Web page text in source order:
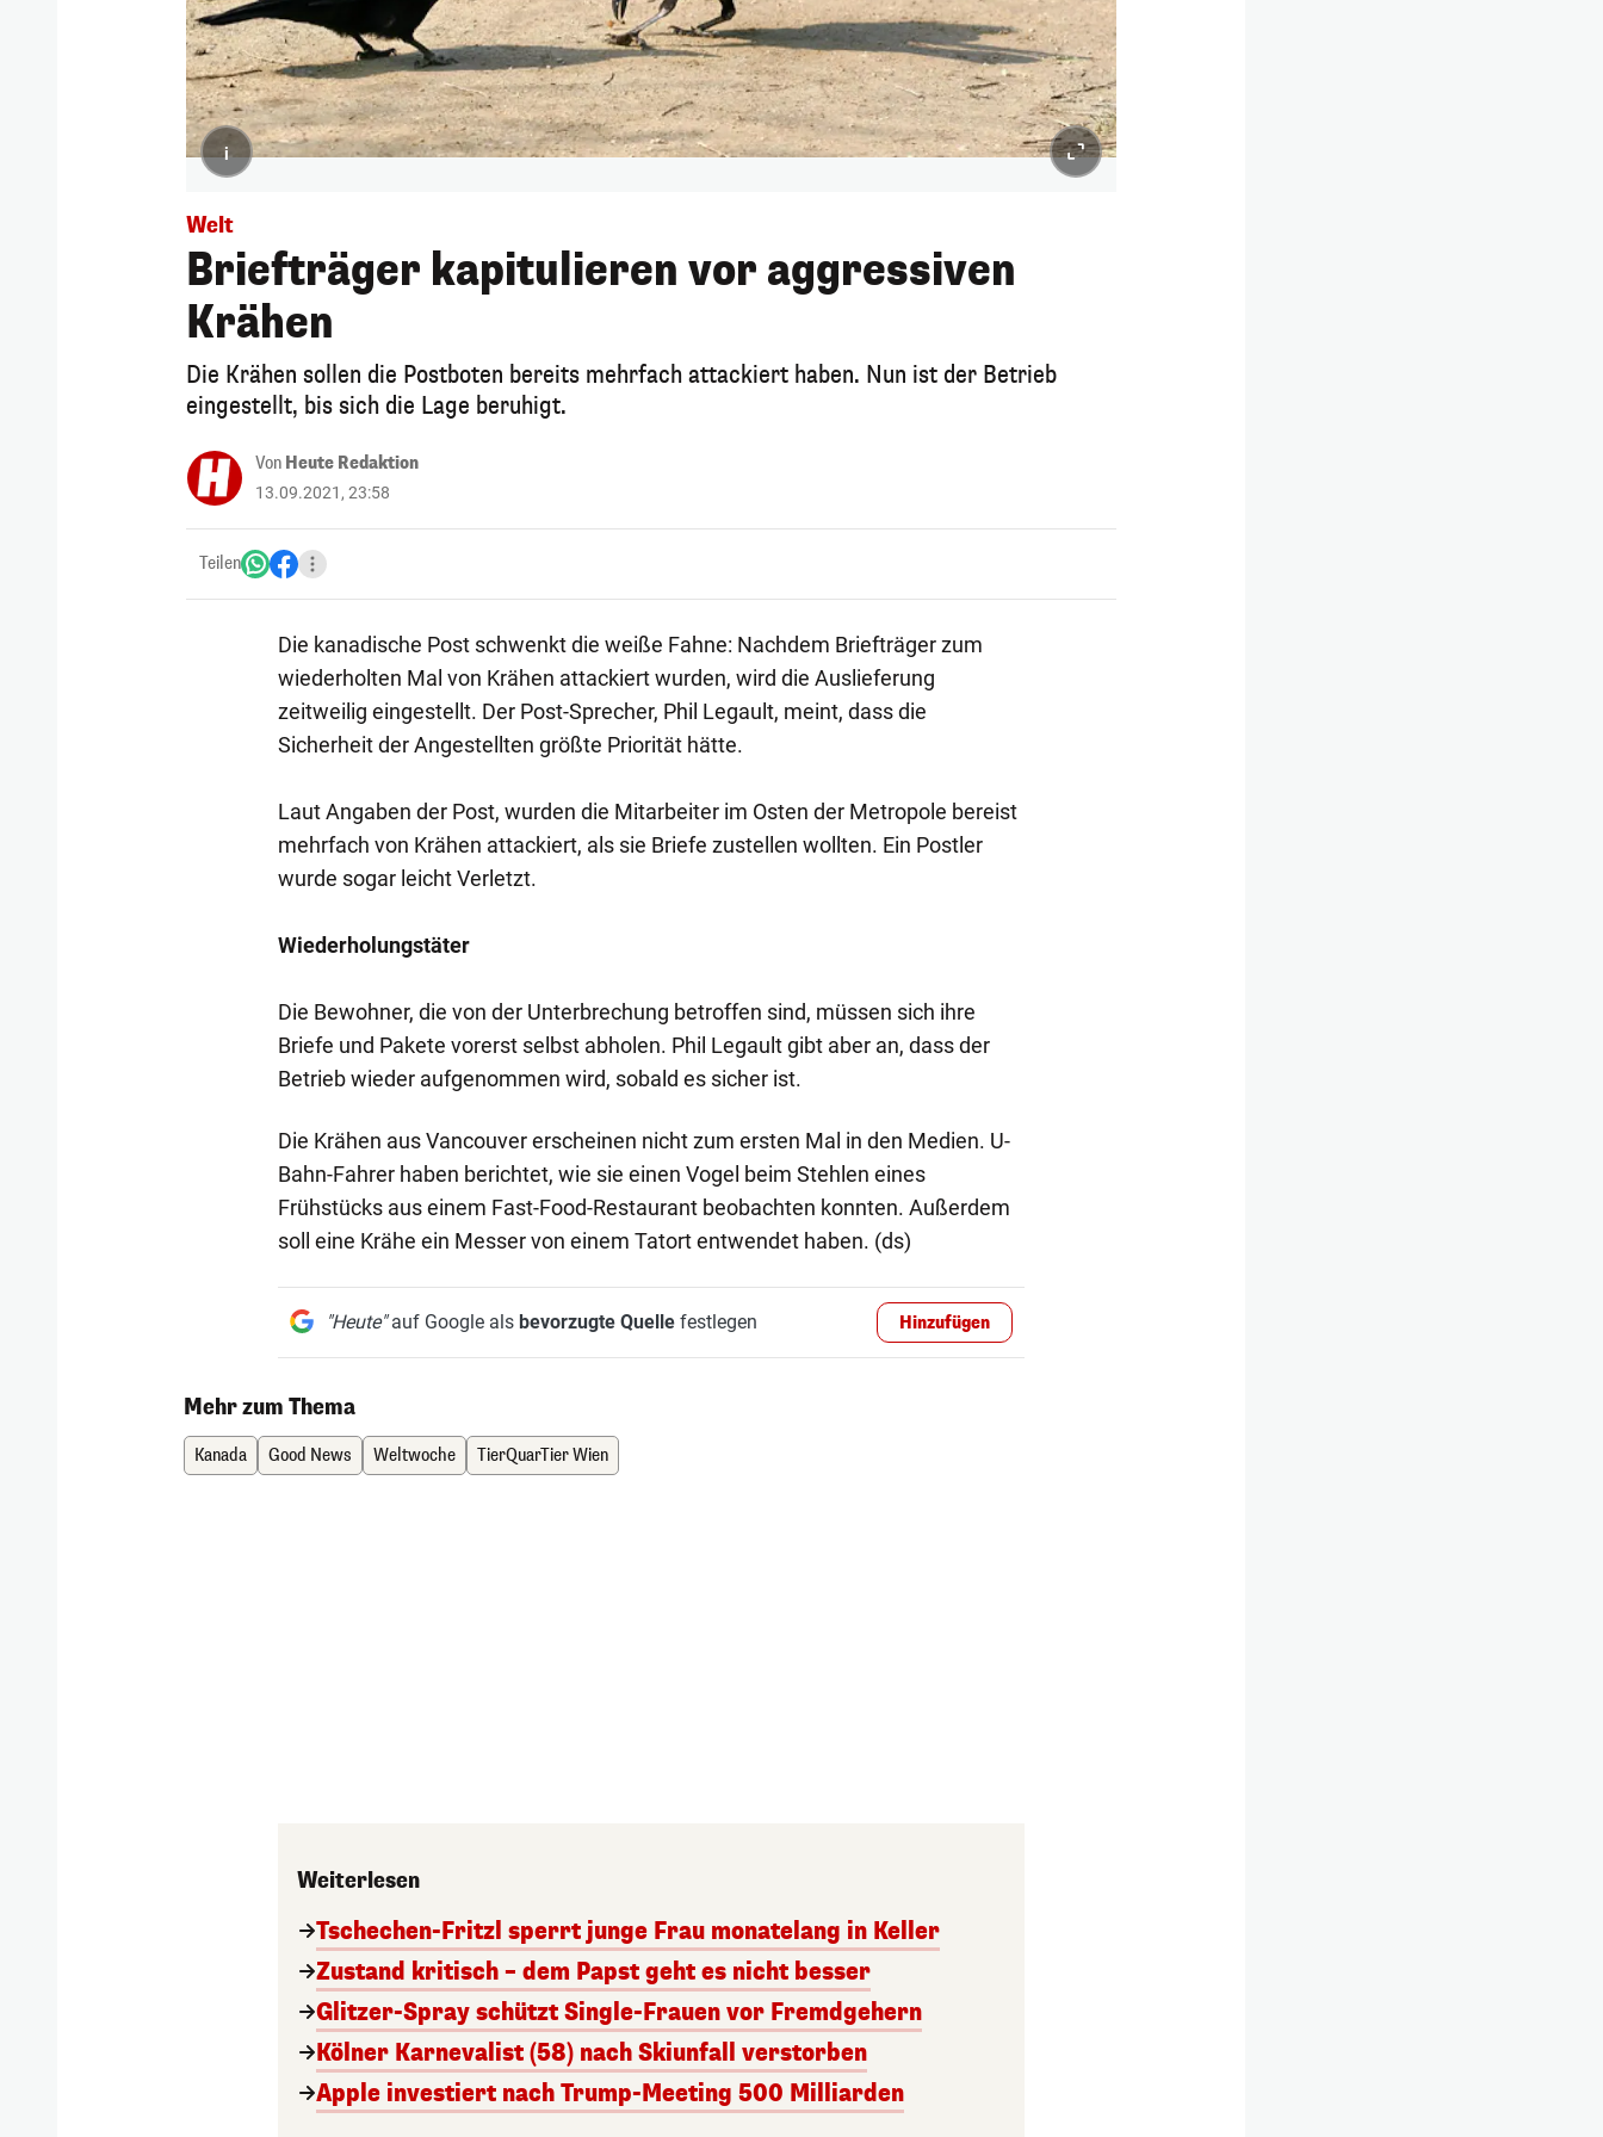
i
Welt
Briefträger kapitulieren vor aggressiven
Krähen
Die Krähen sollen die Postboten bereits mehrfach attackiert haben. Nun ist der Betrieb
eingestellt, bis sich die Lage beruhigt.
Von Heute Redaktion
13.09.2021, 23:58
Teilen
Die kanadische Post schwenkt die weiße Fahne: Nachdem Briefträger zum
wiederholten Mal von Krähen attackiert wurden, wird die Auslieferung
zeitweilig eingestellt. Der Post-Sprecher, Phil Legault, meint, dass die
Sicherheit der Angestellten größte Priorität hätte.
Laut Angaben der Post, wurden die Mitarbeiter im Osten der Metropole bereist
mehrfach von Krähen attackiert, als sie Briefe zustellen wollten. Ein Postler
wurde sogar leicht Verletzt.
Wiederholungstäter
Die Bewohner, die von der Unterbrechung betroffen sind, müssen sich ihre
Briefe und Pakete vorerst selbst abholen. Phil Legault gibt aber an, dass der
Betrieb wieder aufgenommen wird, sobald es sicher ist.
Die Krähen aus Vancouver erscheinen nicht zum ersten Mal in den Medien. U-
Bahn-Fahrer haben berichtet, wie sie einen Vogel beim Stehlen eines
Frühstücks aus einem Fast-Food-Restaurant beobachten konnten. Außerdem
soll eine Krähe ein Messer von einem Tatort entwendet haben. (ds)
"Heute"auf Google als bevorzugte Quellefestlegen Hinzufügen
Mehr zum Thema
Kanada Good News Weltwoche TierQuarTier Wien
Weiterlesen
Tschechen-Fritzl sperrt junge Frau monatelang in Keller
Zustand kritisch – dem Papst geht es nicht besser
Glitzer-Spray schützt Single-Frauen vor Fremdgehern
Kölner Karnevalist (58) nach Skiunfall verstorben
Apple investiert nach Trump-Meeting 500 Milliarden